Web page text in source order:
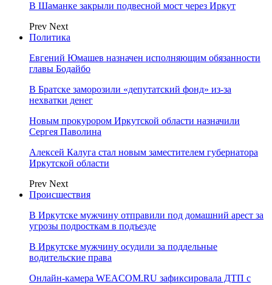
В Шаманке закрыли подвесной мост через Иркут
Prev Next
Политика
Евгений Юмашев назначен исполняющим обязанности
главы Бодайбо
В Братске заморозили «депутатский фонд» из‑за
нехватки денег
Новым прокурором Иркутской области назначили
Сергея Паволина
Алексей Калуга стал новым заместителем губернатора
Иркутской области
Prev Next
Происшествия
В Иркутске мужчину отправили под домашний арест за
угрозы подросткам в подъезде
В Иркутске мужчину осудили за поддельные
водительские права
Онлайн-камера WEACOM.RU зафиксировала ДТП с